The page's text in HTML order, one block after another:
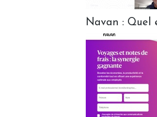
Navan : Quel